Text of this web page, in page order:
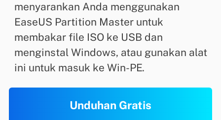
menyarankan Anda menggunakan
EaseUS Partition Master untuk
membakar file ISO ke USB dan
menginstal Windows, atau gunakan alat
ini untuk masuk ke Win-PE.
Unduhan Gratis